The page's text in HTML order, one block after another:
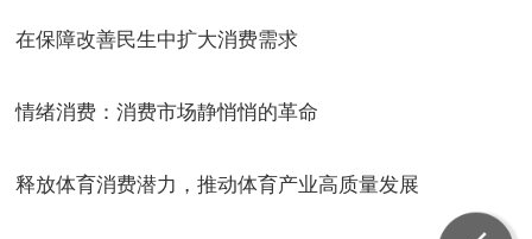
在保障改善民生中扩大消费需求
情绪消费：消费市场静悄悄的革命
释放体育消费潜力，推动体育产业高质量发展